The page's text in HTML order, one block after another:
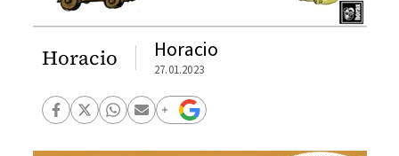
Horacio Horacio
27.01.2023